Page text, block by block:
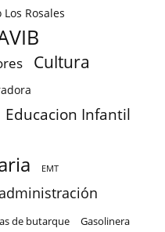
Los Rosales
Cultura
Educacion Infantil
EMT
de butarque Gasolinera